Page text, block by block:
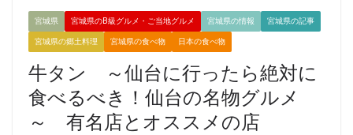
宮城県 宮城県のB級グルメ・ご当地グルメ 宮城県の情報 宮城県の記事
宮城県の郷土料理 宮城県の食べ物 日本の食べ物
牛タン ～仙台に行ったら絶対に
食べるべき！仙台の名物グルメ
～ 有名店とオススメの店